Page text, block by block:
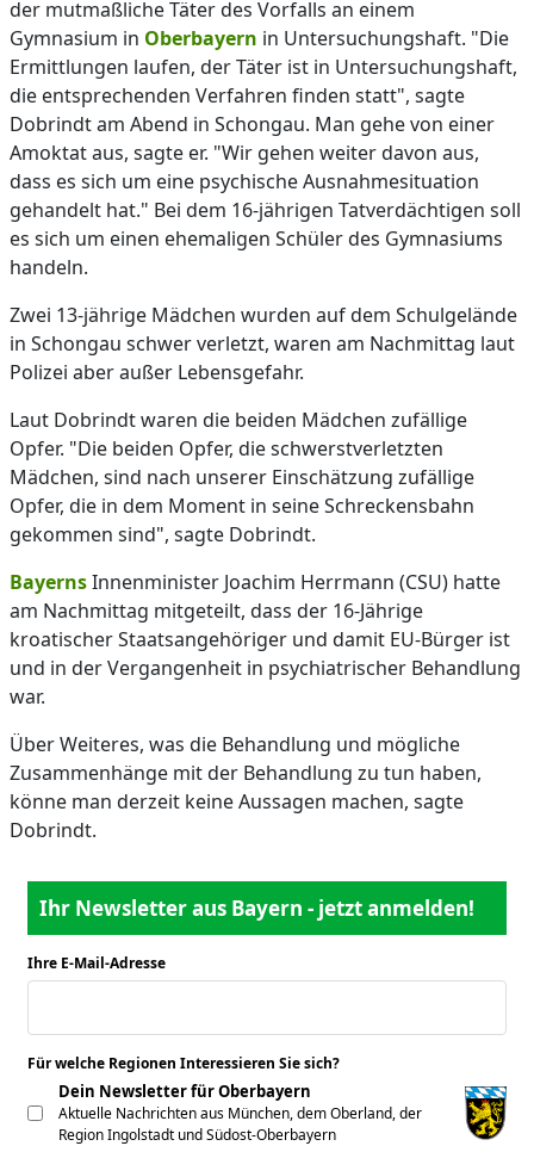
der mutmaßliche Täter des Vorfalls an einem
Gymnasium in Oberbayern in Untersuchungshaft. "Die
Ermittlungen laufen, der Täter ist in Untersuchungshaft,
die entsprechenden Verfahren finden statt", sagte
Dobrindt am Abend in Schongau. Man gehe von einer
Amoktat aus, sagte er. "Wir gehen weiter davon aus,
dass es sich um eine psychische Ausnahmesituation
gehandelt hat." Bei dem 16-jährigen Tatverdächtigen soll
es sich um einen ehemaligen Schüler des Gymnasiums
handeln.
Zwei 13-jährige Mädchen wurden auf dem Schulgelände
in Schongau schwer verletzt, waren am Nachmittag laut
Polizei aber außer Lebensgefahr.
Laut Dobrindt waren die beiden Mädchen zufällige
Opfer. "Die beiden Opfer, die schwerstverletzten
Mädchen, sind nach unserer Einschätzung zufällige
Opfer, die in dem Moment in seine Schreckensbahn
gekommen sind", sagte Dobrindt.
BayernsInnenminister Joachim Herrmann (CSU) hatte
am Nachmittag mitgeteilt, dass der 16-Jährige
kroatischer Staatsangehöriger und damit EU-Bürger ist
und in der Vergangenheit in psychiatrischer Behandlung
war.
Über Weiteres, was die Behandlung und mögliche
Zusammenhänge mit der Behandlung zu tun haben,
könne man derzeit keine Aussagen machen, sagte
Dobrindt.
Ihr Newsletter aus Bayern - jetzt anmelden!
Ihre E-Mail-Adresse
Für welche Regionen Interessieren Sie sich?
Dein Newsletter für Oberbayern
Aktuelle Nachrichten aus München, dem Oberland, der
Region Ingolstadt und Südost-Oberbayern